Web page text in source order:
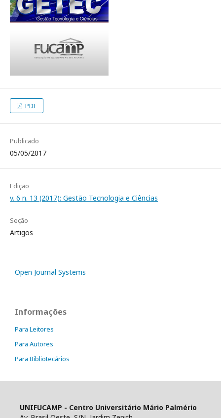
PDF
Publicado
05/05/2017
Edição
v. 6 n. 13 (2017): Gestão Tecnologia e Ciências
Seção
Artigos
Open Journal Systems
Informações
Para Leitores
Para Autores
Para Bibliotecários
UNIFUCAMP - Centro Universitário Mário Palmério